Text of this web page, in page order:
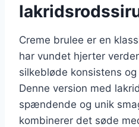
Creme brulee er en
har vundet hjerter
silkebløde konsistens
Denne version med
spændende og unik
kombinerer det søde